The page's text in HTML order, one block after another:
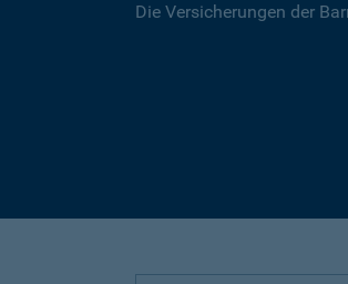
Die Versicherungen der